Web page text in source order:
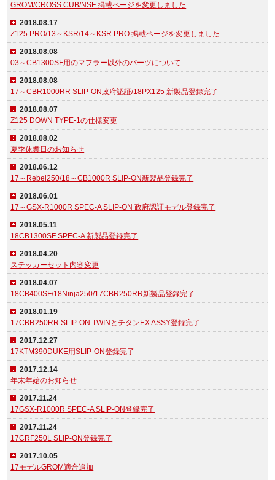
GROM/CROSS CUB/NSF 掲載ページを変更しました
2018.08.17
Z125 PRO/13～KSR/14～KSR PRO 掲載ページを変更しました
2018.08.08
03～CB1300SF用のマフラー以外のパーツについて
2018.08.08
17～CBR1000RR SLIP-ON政府認証/18PX125 新製品登録完了
2018.08.07
Z125 DOWN TYPE-1の仕様変更
2018.08.02
夏季休業日のお知らせ
2018.06.12
17～Rebel250/18～CB1000R SLIP-ON新製品登録完了
2018.06.01
17～GSX-R1000R SPEC-A SLIP-ON 政府認証モデル登録完了
2018.05.11
18CB1300SF SPEC-A 新製品登録完了
2018.04.20
ステッカーセット内容変更
2018.04.07
18CB400SF/18Ninja250/17CBR250RR新製品登録完了
2018.01.19
17CBR250RR SLIP-ON TWINとチタンEX ASSY登録完了
2017.12.27
17KTM390DUKE用SLIP-ON登録完了
2017.12.14
年末年始のお知らせ
2017.11.24
17GSX-R1000R SPEC-A SLIP-ON登録完了
2017.11.24
17CRF250L SLIP-ON登録完了
2017.10.05
17モデルGROM適合追加